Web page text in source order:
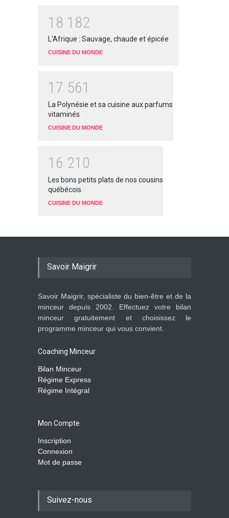
1 8 1 82
L'Afrique : Sauvage, chaude et épicée
CUISINE DU MONDE
1 7 561
La Polynésie et sa cuisine aux parfums
vitaminés
CUISINE DU MONDE
1 6 21 0
Les bons petits plats de nos cousins
québécois.
CUISINE DU MONDE
Savoir Maigrir
Savoir Maigrir, spécialiste du bien-être et de la
minceur depuis 2002. Effectuez votre bilan
minceur gratuitement et choisissez le
programme minceur qui vous convient.
Coaching Minceur
Bilan Minceur
Régime Express
Régime Intégral
Mon Compte
Inscription
Connexion
Mot de passe
Suivez-nous